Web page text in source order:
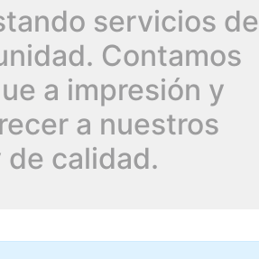
servicios de
Contamos
a impresión y
a nuestros
calidad.